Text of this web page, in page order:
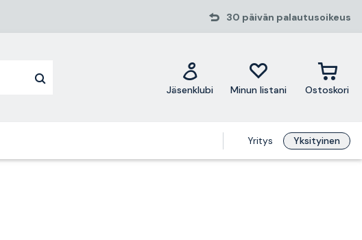
30 päivän palautusoikeus
Jäsenklubi Minun listani Ostoskori
Yritys Yksityinen